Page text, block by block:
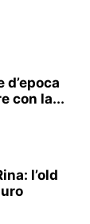
d’epoca
con la...
l’old